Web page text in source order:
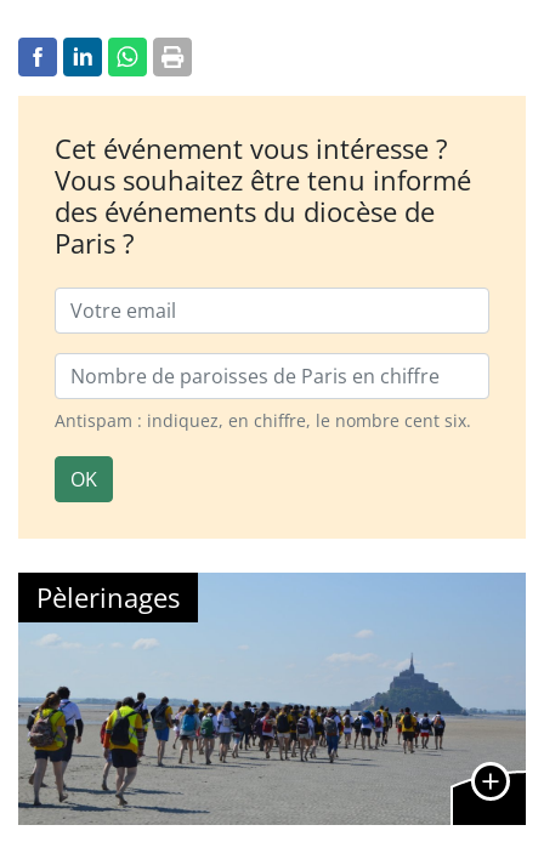
Cet événement vous intéresse ?
Vous souhaitez être tenu informé
des événements du diocèse de
Paris ?
Email
Nombre de paroisses
Antispam : indiquez, en chiffre, le nombre cent six.
OK
Pèlerinages